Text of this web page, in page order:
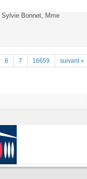
Bonnet, Mme
6 7 16659 suivant »